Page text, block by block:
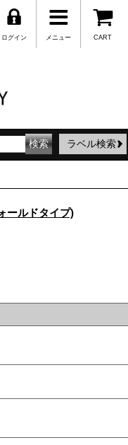
CART
メニュー
ログイン
ラベル検索
ールドタイプ)